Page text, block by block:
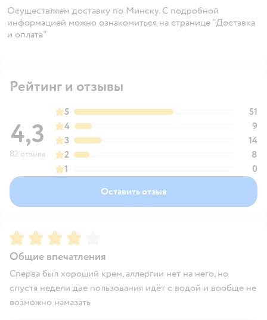
Осуществляем доставку по Минску. С подробной
информацией можно ознакомиться на странице "Доставка
и оплата"
Рейтинг и отзывы
4,3
82 отзыва
5
51
4
9
3
14
2
8
1
0
Оставить отзыв
Рейтинг:4
Общие впечатления
Сперва был хороший крем, аллергии нет на него, но
спустя недели две пользования идёт с водой и вообще не
возможно намазать